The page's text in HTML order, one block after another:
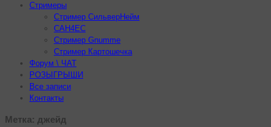
Стримеры
Стример СильверНейм
CAH4EC
Стример Gnumme
Стример Картошечка
Форум \ ЧАТ
РОЗЫГРЫШИ
Все записи
Контакты
Метка: джейд